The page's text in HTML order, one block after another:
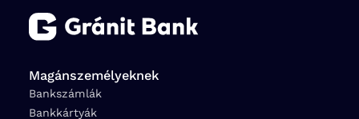
Magánszemélyeknek
Bankszámlák
Bankkártyák